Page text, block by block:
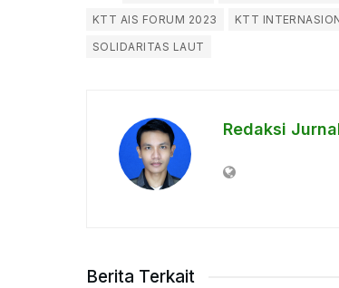
KTT AIS FORUM 2023
KTT
SOLIDARITAS LAUT
Redaksi
Berita Terkait